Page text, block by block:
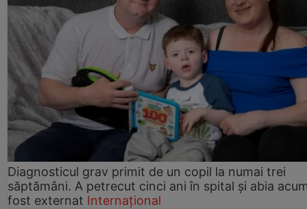
Diagnosticul grav primit de un copil la numai trei
săptămâni. A petrecut cinci ani în spital și abia
fost externat Internațional